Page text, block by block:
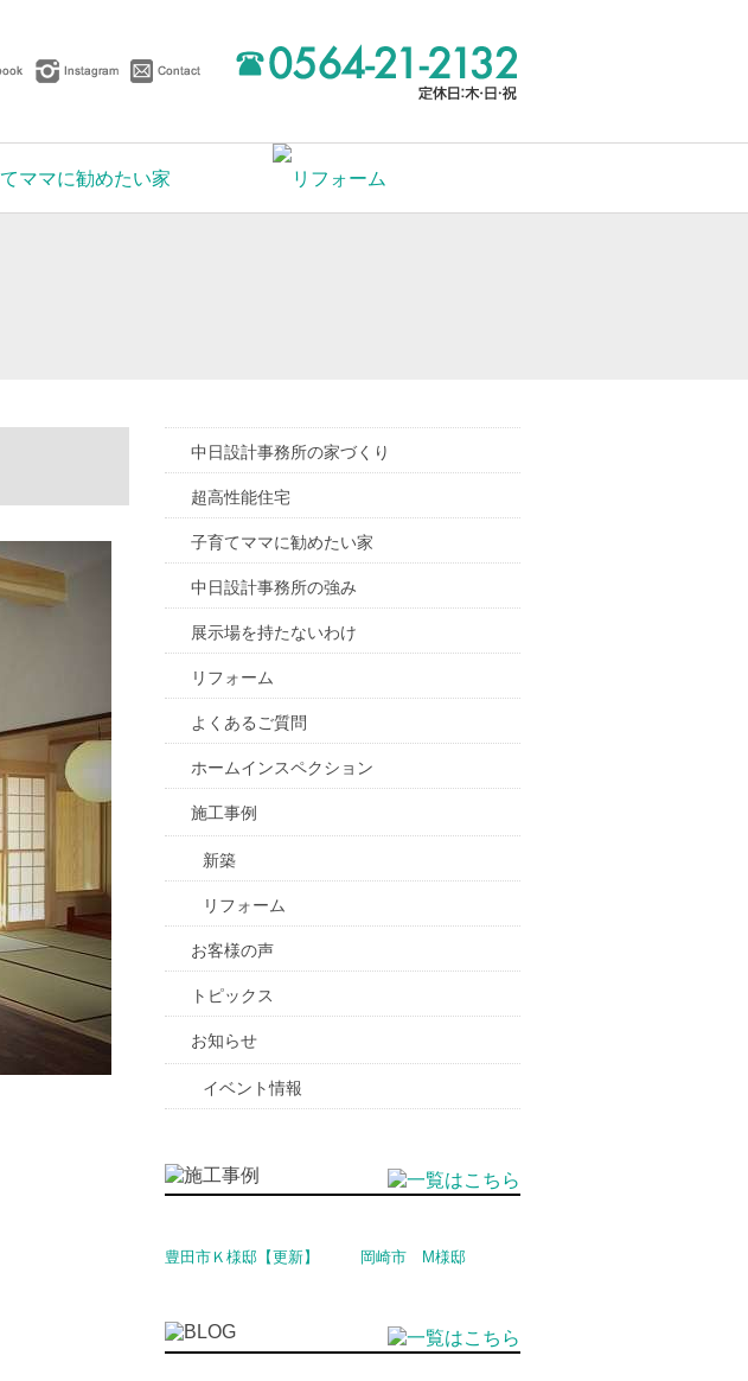
中日設計事務所の家づくり
超高性能住宅
子育てママに勧めたい家
中日設計事務所の強み
展示場を持たないわけ
リフォーム
よくあるご質問
ホームインスペクション
施工事例
新築
リフォーム
お客様の声
トピックス
お知らせ
イベント情報
豊田市Ｋ様邸【更新】 岡崎市 M様邸